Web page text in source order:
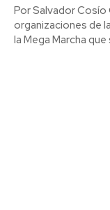
Por Salvador Cosío Gaona Cada
organizaciones de
la Mega Marcha que